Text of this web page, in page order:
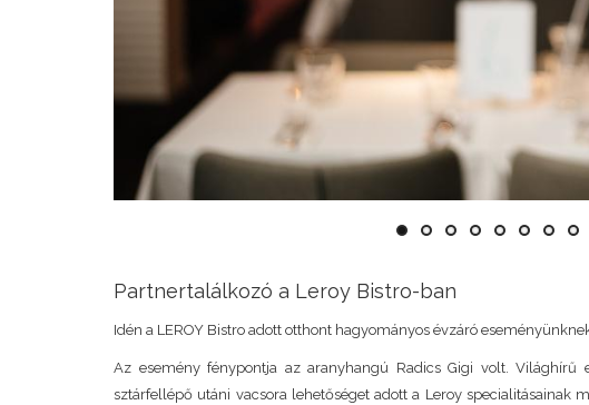
Partnertalálkozó a Leroy Bistro-ban
Idén a LEROY Bistro adott otthont hagyományos évzáró
Az esemény fénypontja az aranyhangú Radics Gigi volt.
sztárfellépő utáni vacsora lehetőséget adott a Leroy specialitásainak